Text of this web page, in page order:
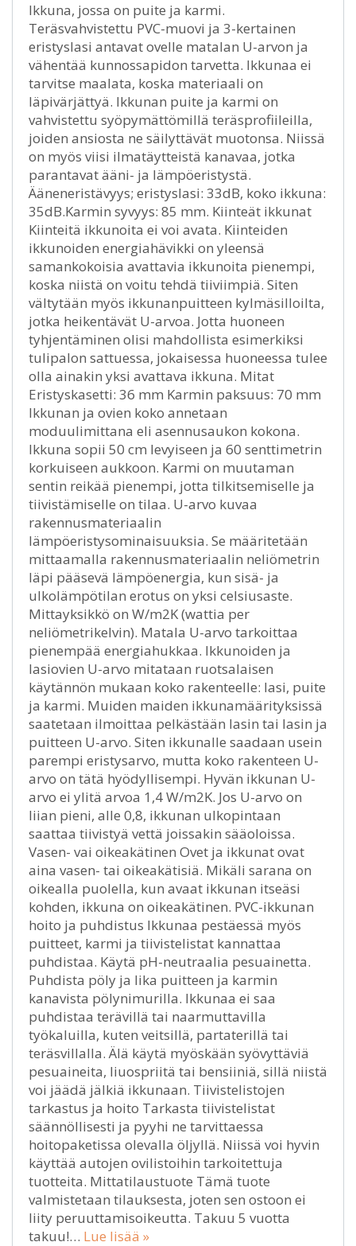
Ikkuna, jossa on puite ja karmi.
Teräsvahvistettu PVC-muovi ja 3-kertainen
eristyslasi antavat ovelle matalan U-arvon ja
vähentää kunnossapidon tarvetta. Ikkunaa ei
tarvitse maalata, koska materiaali on
läpivärjättyä. Ikkunan puite ja karmi on
vahvistettu syöpymättömillä teräsprofiileilla,
joiden ansiosta ne säilyttävät muotonsa. Niissä
on myös viisi ilmatäytteistä kanavaa, jotka
parantavat ääni- ja lämpöeristystä.
Ääneneristävyys; eristyslasi: 33dB, koko ikkuna:
35dB.Karmin syvyys: 85 mm. Kiinteät ikkunat
Kiinteitä ikkunoita ei voi avata. Kiinteiden
ikkunoiden energiahävikki on yleensä
samankokoisia avattavia ikkunoita pienempi,
koska niistä on voitu tehdä tiiviimpiä. Siten
vältytään myös ikkunanpuitteen kylmäsilloilta,
jotka heikentävät U-arvoa. Jotta huoneen
tyhjentäminen olisi mahdollista esimerkiksi
tulipalon sattuessa, jokaisessa huoneessa tulee
olla ainakin yksi avattava ikkuna. Mitat
Eristyskasetti: 36 mm Karmin paksuus: 70 mm
Ikkunan ja ovien koko annetaan
moduulimittana eli asennusaukon kokona.
Ikkuna sopii 50 cm levyiseen ja 60 senttimetrin
korkuiseen aukkoon. Karmi on muutaman
sentin reikää pienempi, jotta tilkitsemiselle ja
tiivistämiselle on tilaa. U-arvo kuvaa
rakennusmateriaalin
lämpöeristysominaisuuksia. Se määritetään
mittaamalla rakennusmateriaalin neliömetrin
läpi pääsevä lämpöenergia, kun sisä- ja
ulkolämpötilan erotus on yksi celsiusaste.
Mittayksikkö on W/m2K (wattia per
neliömetrikelvin). Matala U-arvo tarkoittaa
pienempää energiahukkaa. Ikkunoiden ja
lasiovien U-arvo mitataan ruotsalaisen
käytännön mukaan koko rakenteelle: lasi, puite
ja karmi. Muiden maiden ikkunamäärityksissä
saatetaan ilmoittaa pelkästään lasin tai lasin ja
puitteen U-arvo. Siten ikkunalle saadaan usein
parempi eristysarvo, mutta koko rakenteen U-
arvo on tätä hyödyllisempi. Hyvän ikkunan U-
arvo ei ylitä arvoa 1,4 W/m2K. Jos U-arvo on
liian pieni, alle 0,8, ikkunan ulkopintaan
saattaa tiivistyä vettä joissakin sääoloissa.
Vasen- vai oikeakätinen Ovet ja ikkunat ovat
aina vasen- tai oikeakätisiä. Mikäli sarana on
oikealla puolella, kun avaat ikkunan itseäsi
kohden, ikkuna on oikeakätinen. PVC-ikkunan
hoito ja puhdistus Ikkunaa pestäessä myös
puitteet, karmi ja tiivistelistat kannattaa
puhdistaa. Käytä pH-neutraalia pesuainetta.
Puhdista pöly ja lika puitteen ja karmin
kanavista pölynimurilla. Ikkunaa ei saa
puhdistaa terävillä tai naarmuttavilla
työkaluilla, kuten veitsillä, partaterillä tai
teräsvillalla. Älä käytä myöskään syövyttäviä
pesuaineita, liuospriitä tai bensiiniä, sillä niistä
voi jäädä jälkiä ikkunaan. Tiivistelistojen
tarkastus ja hoito Tarkasta tiivistelistat
säännöllisesti ja pyyhi ne tarvittaessa
hoitopaketissa olevalla öljyllä. Niissä voi hyvin
käyttää autojen ovilistoihin tarkoitettuja
tuotteita. Mittatilaustuote Tämä tuote
valmistetaan tilauksesta, joten sen ostoon ei
liity peruuttamisoikeutta. Takuu 5 vuotta
takuu!… Lue lisää »